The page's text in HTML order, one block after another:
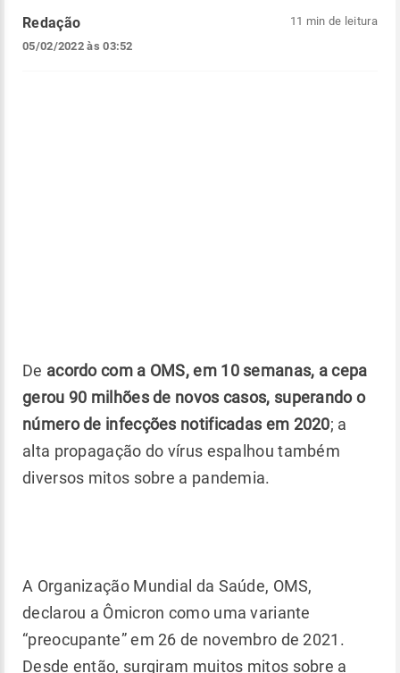
Redação
05/02/2022 às 03:52
11 min de leitura
De acordo com a OMS, em 10 semanas, a cepa
gerou 90 milhões de novos casos, superando o
número de infecções notificadas em 2020; a
alta propagação do vírus espalhou também
diversos mitos sobre a pandemia.
A Organização Mundial da Saúde, OMS,
declarou a Ômicron como uma variante
“preocupante” em 26 de novembro de 2021.
Desde então, surgiram muitos mitos sobre a